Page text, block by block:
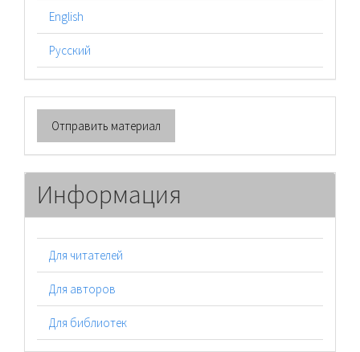
English
Русский
Отправить
материал
Отправить материал
Информация
Для читателей
Для авторов
Для библиотек